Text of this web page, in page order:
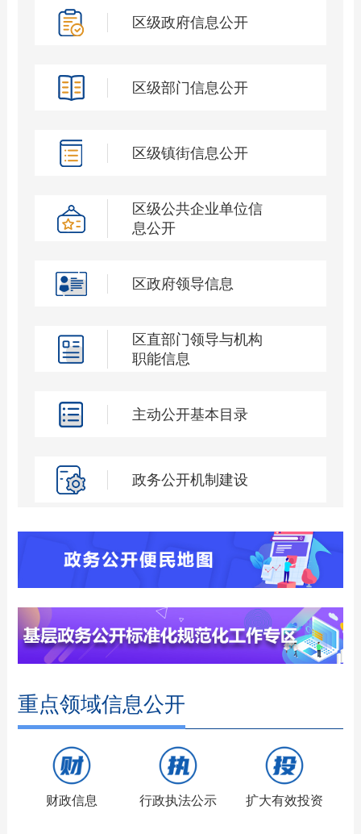
区级政府信息公开
区级部门信息公开
区级镇街信息公开
区级公共企业单位信
息公开
区政府领导信息
区直部门领导与机构
职能信息
主动公开基本目录
政务公开机制建设
重点领域信息公开
财政信息 行政执法公示 扩大有效投资